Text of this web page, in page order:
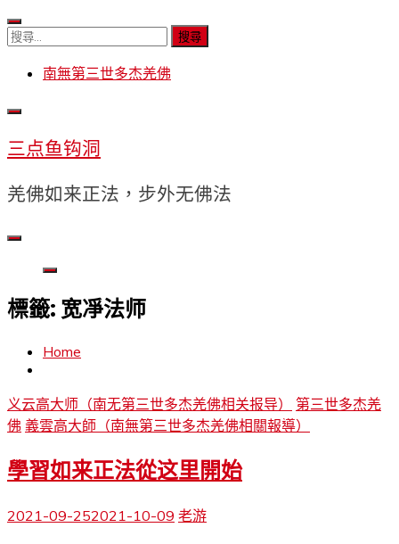
Skip
to
content
搜
南無第三世多杰羌佛
三点鱼钩洞
羌佛如来正法，步外无佛法
標籤:宽凈法师
Home
义云高大师（南无第三世多杰羌佛相关报导）
第三世多杰羌
佛 義雲高大師（南無第三世多杰羌佛相關報導）
學習如来正法從这里開始
2021-09-252021-10-09 老游